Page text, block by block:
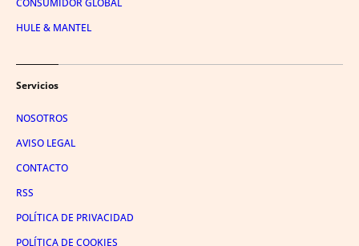
HULE & MANTEL
Servicios
NOSOTROS
AVISO LEGAL
CONTACTO
RSS
POLÍTICA DE PRIVACIDAD
POLÍTICA DE COOKIES